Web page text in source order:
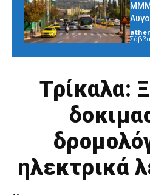
ΜΜΜ
Τρίκαλα:
ηλεκτρικά